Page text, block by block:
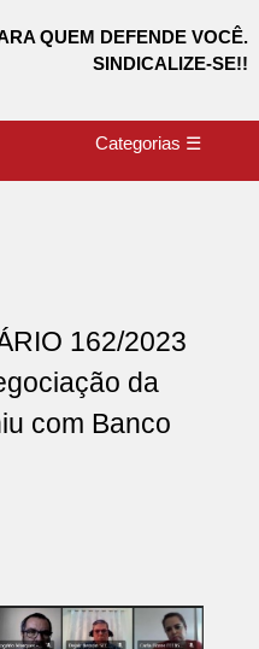
QUEM DEFENDE VOCÊ.
SINDICALIZE-SE!!
Categorias ☰
162/2023
da
com Banco